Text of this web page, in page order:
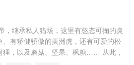
，继承私人猎场，这里有憨态可掬的臭
有矫健骄傲的美洲虎，还有可爱的松
狸，以及蘑菇、坚果、枫糖…… 从此，